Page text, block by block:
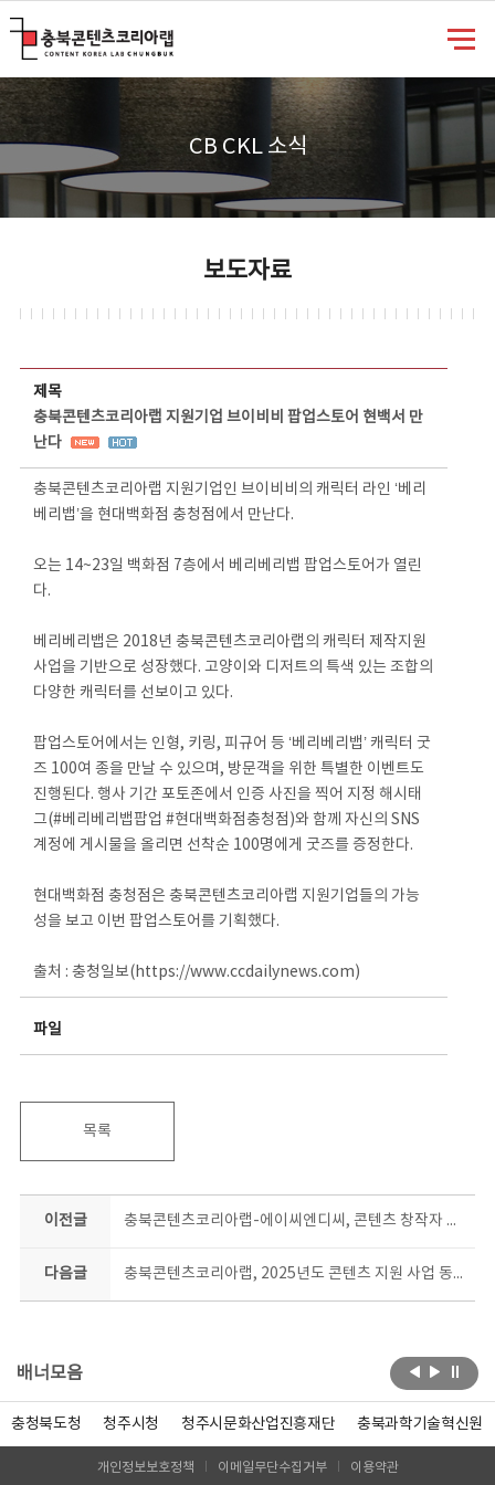
CB CKL 소식
보도자료
제목
충북콘텐츠코리아랩 지원기업 브이비비 팝업스토어 현백서 만
난다
충북콘텐츠코리아랩 지원기업인 브이비비의 캐릭터 라인 ‘베리
베리뱁’을 현대백화점 충청점에서 만난다.
오는 14~23일 백화점 7층에서 베리베리뱁 팝업스토어가 열린
다.
베리베리뱁은 2018년 충북콘텐츠코리아랩의 캐릭터 제작지원
사업을 기반으로 성장했다. 고양이와 디저트의 특색 있는 조합의
다양한 캐릭터를 선보이고 있다.
팝업스토어에서는 인형, 키링, 피규어 등 ‘베리베리뱁’ 캐릭터 굿
즈 100여 종을 만날 수 있으며, 방문객을 위한 특별한 이벤트도
진행된다. 행사 기간 포토존에서 인증 사진을 찍어 지정 해시태
그(#베리베리뱁팝업 #현대백화점충청점)와 함께 자신의 SNS
계정에 게시물을 올리면 선착순 100명에게 굿즈를 증정한다.
현대백화점 충청점은 충북콘텐츠코리아랩 지원기업들의 가능
성을 보고 이번 팝업스토어를 기획했다.
출처 : 충청일보(https://www.ccdailynews.com)
파일
목록
이전글 충북콘텐츠코리아랩-에이씨엔디씨, 콘텐츠 창작자 육성 업무협약
다음글 충북콘텐츠코리아랩, 2025년도 콘텐츠 지원 사업 동시 공모
배너모음
충청북도청 청주시청 청주시문화산업진흥재단 충북과학기술혁신원
개인정보보호정책 이메일무단수집거부 이용약관